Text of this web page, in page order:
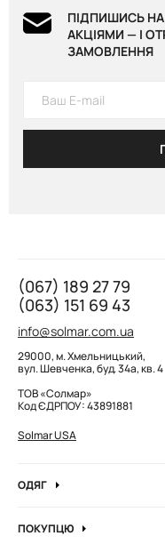
ПІДПИШИСЬ
АКЦІЯМИ — І
ЗАМОВЛЕННЯ
(067) 189 27 79
(063) 151 69 43
info@solmar.com.ua
29000, м. Хмельницький,
вул. Шевченка, буд. 34а, кв. 4
ТОВ «Солмар»
Код ЄДРПОУ: 43891881
Solmar USA
ОДЯГ
Кофти та джемпера
ПОКУПЦЮ